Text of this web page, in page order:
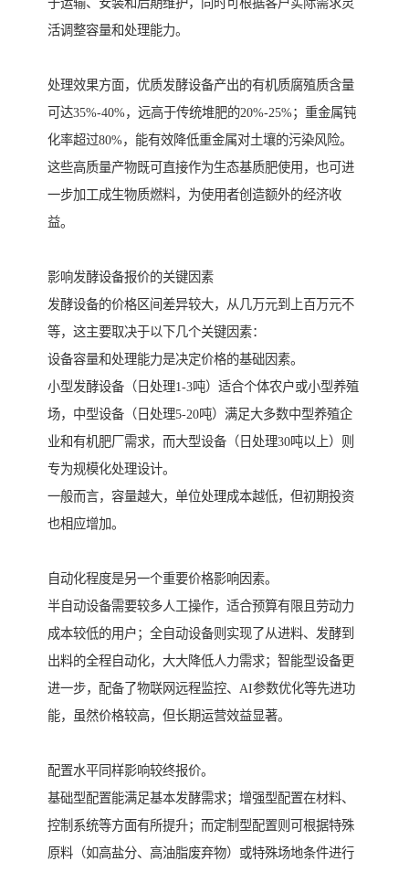
于运输、安装和后期维护，同时可根据客户实际需求灵
活调整容量和处理能力。
处理效果方面，优质发酵设备产出的有机质腐殖质含量
可达35%-40%，远高于传统堆肥的20%-25%；重金属钝
化率超过80%，能有效降低重金属对土壤的污染风险。
这些高质量产物既可直接作为生态基质肥使用，也可进
一步加工成生物质燃料，为使用者创造额外的经济收
益。
影响发酵设备报价的关键因素
发酵设备的价格区间差异较大，从几万元到上百万元不
等，这主要取决于以下几个关键因素：
设备容量和处理能力是决定价格的基础因素。
小型发酵设备（日处理1-3吨）适合个体农户或小型养殖
场，中型设备（日处理5-20吨）满足大多数中型养殖企
业和有机肥厂需求，而大型设备（日处理30吨以上）则
专为规模化处理设计。
一般而言，容量越大，单位处理成本越低，但初期投资
也相应增加。
自动化程度是另一个重要价格影响因素。
半自动设备需要较多人工操作，适合预算有限且劳动力
成本较低的用户；全自动设备则实现了从进料、发酵到
出料的全程自动化，大大降低人力需求；智能型设备更
进一步，配备了物联网远程监控、AI参数优化等先进功
能，虽然价格较高，但长期运营效益显著。
配置水平同样影响较终报价。
基础型配置能满足基本发酵需求；增强型配置在材料、
控制系统等方面有所提升；而定制型配置则可根据特殊
原料（如高盐分、高油脂废弃物）或特殊场地条件进行